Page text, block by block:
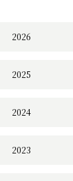
2026
2025
2024
2023